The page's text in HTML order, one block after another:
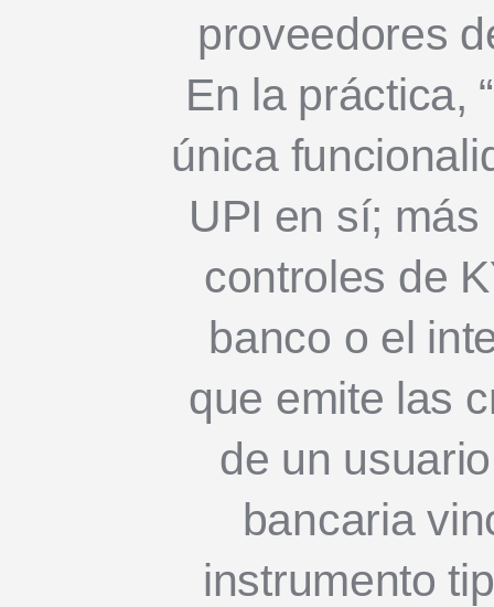
proveedores
En la práctica,
única
UPI en sí;
controles de
banco o el
que emite las
de un
bancaria
instrumento